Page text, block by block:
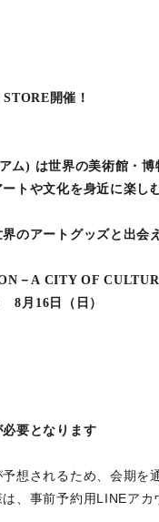
開催！
ム) は世界の美術館・
トや文化を身近に楽し
のアートグッズと出会
－A CITY OF
8月16日（日）
要となります
想されるため、会期を
、事前予約用LINEア